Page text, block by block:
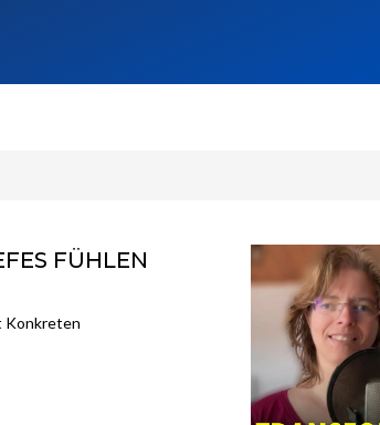
FÜHLEN
Konkreten